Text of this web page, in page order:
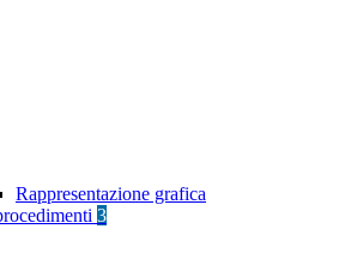
Rappresentazione grafica
3